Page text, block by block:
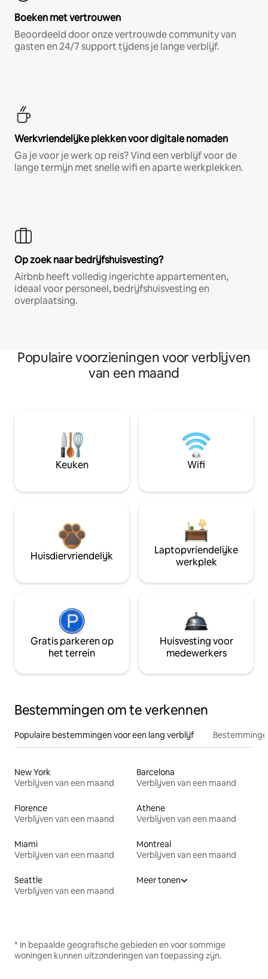
Boeken met vertrouwen
Beoordeeld door onze vertrouwde community van
gasten en 24/7 support tijdens je lange verblijf.
Werkvriendelijke plekken voor digitale nomaden
Ga je voor je werk op reis? Vind een verblijf voor de
lange termijn met snelle wifi en aparte werkplekken.
Op zoek naar bedrijfshuisvesting?
Airbnb heeft volledig ingerichte appartementen,
ideaal voor personeel, bedrijfshuisvesting en
overplaatsing.
Populaire voorzieningen voor verblijven
van een maand
Keuken Wifi
Huisdiervriendelijk
Laptopvriendelijke
werkplek
Gratis parkeren op
het terrein
Huisvesting voor
medewerkers
Bestemmingen om te verkennen
Populaire bestemmingen voor een lang verblijf
New York
Verblijven van een maand
Barcelona
Verblijven van een maand
Florence
Verblijven van een maand
Athene
Verblijven van een maand
Miami
Verblijven van een maand
Montreal
Verblijven van een maand
Seattle
Verblijven van een maand
Meer tonen
* In bepaalde geografische gebieden en voor sommige
woningen kunnen uitzonderingen van toepassing zijn.